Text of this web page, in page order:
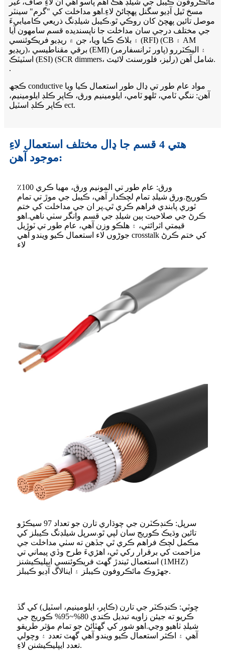
مسخ ٿيل آڊيو سگنل پهچائڻ لاءِ.اهو مداخلت کي "گرم" سينٽر
موصل تائين پهچڻ کان روڪي ٿو.ڪيبل شيلڊنگ ذريعي ڪاميابيءَ
جي مختلف درجي سان مداخلت جا ناپسنديده قسم سامهون آيا
۽ بلاڪ ڪيا ويا، جن ۾ ريڊيو فريڪوئنسي (RFI) (CB ۽ AM
ريڊيو)، برقي مقناطيسي (EMI) (پاور ٽرانسفارمر) ۽ اليڪٽررو
اسٽيٽڪ (ESI) (SCR dimmers، رليز، فلورسنٽ لائيٽ) شامل آهن.
.
ڪجھ conductive مواد عام طور تي ڍال طور استعمال ڪيا ويا
آھن: ننگي ٽامي، ٿلهو ٽامي، ايلومينيم ورق، ڪاپر ڪلڊ ايلومينيم،
ڪاپر ڪلڊ اسٽيل ect.
هتي 4 قسم جا ڍال مختلف استعمال لاءِ
موجود آهن:
ورق: عام طور تي المونيم ورق، مهيا ڪري 100٪
ڪوريج.ورق شيلڊ تمام لچڪدار آهي، ڪيبل جي موڙ تي تمام
ٿوري پابندي فراهم ڪري ٿي.پر ان جي مداخلت کي ختم
ڪرڻ جي صلاحيت ٻين شيلڊ جي قسم وانگر سٺي ناهي.اهو
قيمتي اثرائتي، ۽ هلڪو وزن آهي، عام طور تي ٽوڙيل
جوڑوں لاء استعمال ڪيو ويندو آهي crosstalk کي ختم ڪرڻ
لاء
سرپل: ڪنڊڪٽرن جي چوڌاري تارن جو تعداد 97 سيڪڙو
تائين وڌيڪ ڪوريج سان لپي ٿو.سرپل شيلڊنگ ڪيبلز کي
مڪمل لچڪ فراهم ڪري ٿي جڏهن ته سٺي مداخلت جي
مزاحمت کي برقرار رکي ٿي، اهڙيءَ طرح وڏي پيماني تي
استعمال ٿيندڙ گھٽ فريڪوئنسي ايپليڪيشنز (1MHZ)
جهڙوڪ مائڪروفون ڪيبلز ۽ اينالاگ آڊيو ڪيبلز.
چوٽي: ڪنڊڪٽر جي تارن (ڪاپر، ايلومينيم، اسٽيل) کي گڏ
ڪريو ته جيئن زاويه تبديل ڪندي 80%~95% ڪوريج جي
شيلڊ ٺاهيو وڃي.اهو شور کي گهٽائڻ جو تمام مؤثر طريقو
آهي ۽ اڪثر استعمال ڪيو ويندو آهي گهٽ تعدد ۽ وچولي
تعدد ايپليڪيشنن لاءِ.